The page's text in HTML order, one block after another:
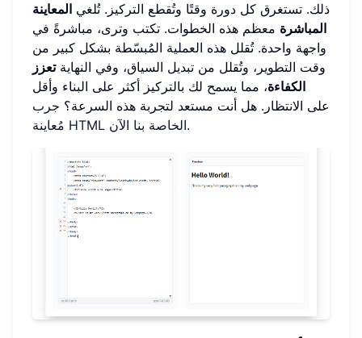
ذلك. تستغرق كل دورة وقتًا وتُقطع التركيز. تُلغي المعاينة
المباشرة معظم هذه الخطوات. تكتب وترى، مباشرةً في
واجهة واحدة. تُقلل هذه العملية المُبسّطة بشكل كبير من
وقت التطوير، وتُقلل من تبديل السياق، وفي النهايةتعزز
الكفاءة، مما يسمح لك بالتركيز أكثر على البناء وأقل
على الانتظار. هل أنت مستعد لتجربة هذه السرعة؟ جرب
مُعاينة HTML الخاصة بنا الآن.